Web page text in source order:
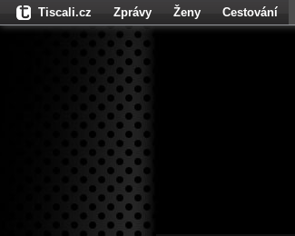
Tiscali.cz Zprávy Ženy Cestování
Fights.cz